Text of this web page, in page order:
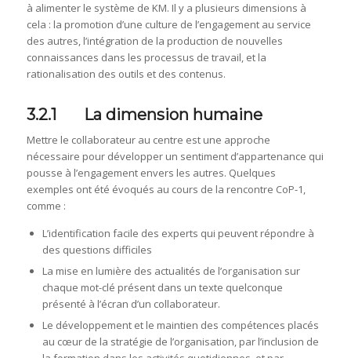
à alimenter le système de KM. Il y a plusieurs dimensions à
cela : la promotion d’une culture de l’engagement au service
des autres, l’intégration de la production de nouvelles
connaissances dans les processus de travail, et la
rationalisation des outils et des contenus.
3.2.1 La dimension humaine
Mettre le collaborateur au centre est une approche
nécessaire pour développer un sentiment d’appartenance qui
pousse à l’engagement envers les autres. Quelques
exemples ont été évoqués au cours de la rencontre CoP-1,
comme :
L’identification facile des experts qui peuvent répondre à
des questions difficiles
La mise en lumière des actualités de l’organisation sur
chaque mot-clé présent dans un texte quelconque
présenté à l’écran d’un collaborateur.
Le développement et le maintien des compétences placés
au cœur de la stratégie de l’organisation, par l’inclusion de